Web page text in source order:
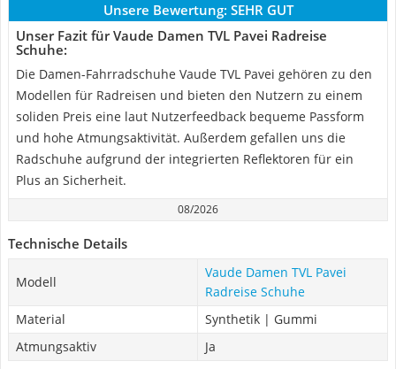
Unsere Bewertung: SEHR GUT
Unser Fazit für Vaude Damen TVL Pavei Radreise
Schuhe:
Die Damen-Fahrradschuhe Vaude TVL Pavei gehören zu den
Modellen für Radreisen und bieten den Nutzern zu einem
soliden Preis eine laut Nutzerfeedback bequeme Passform
und hohe Atmungsaktivität. Außerdem gefallen uns die
Radschuhe aufgrund der integrierten Reflektoren für ein
Plus an Sicherheit.
08/2026
Technische Details
Modell
Vaude Damen TVL Pavei
Radreise Schuhe
Material
Synthetik | Gummi
Atmungsaktiv
Ja